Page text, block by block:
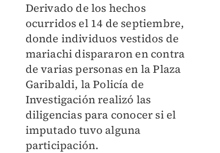
Derivado de los hechos
ocurridos el 14 de septiembre,
donde individuos vestidos de
mariachi dispararon en contra
de varias personas en la Plaza
Garibaldi, la Policía de
Investigación realizó las
diligencias para conocer si el
imputado tuvo alguna
participación.